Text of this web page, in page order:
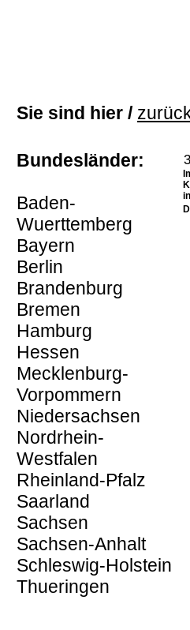
Sie sind hier /
Bundesländer:
Baden-
Wuerttemberg
Bayern
Berlin
Brandenburg
Bremen
Hamburg
Hessen
Mecklenburg-
Vorpommern
Niedersachsen
Nordrhein-
Westfalen
Rheinland-Pfalz
Saarland
Sachsen
Sachsen-Anhalt
Schleswig-Holstein
Thueringen
in